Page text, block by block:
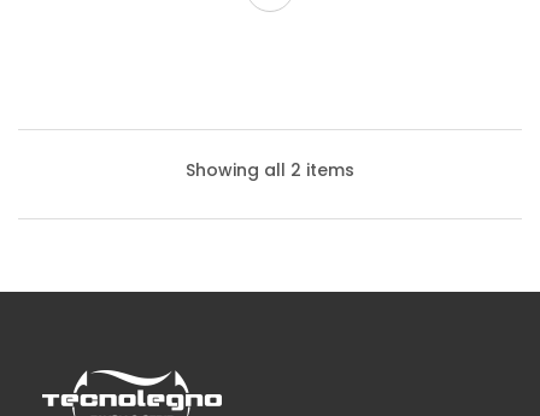
Showing all 2 items